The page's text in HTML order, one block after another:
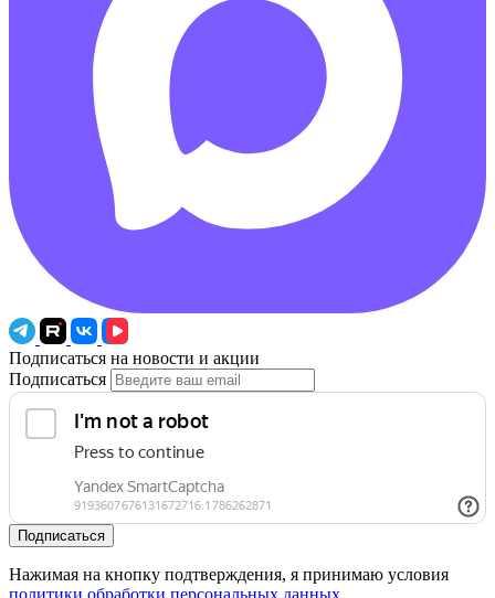
Подписаться на новости и акции
Подписаться
Подписаться
Нажимая на кнопку подтверждения, я принимаю условия